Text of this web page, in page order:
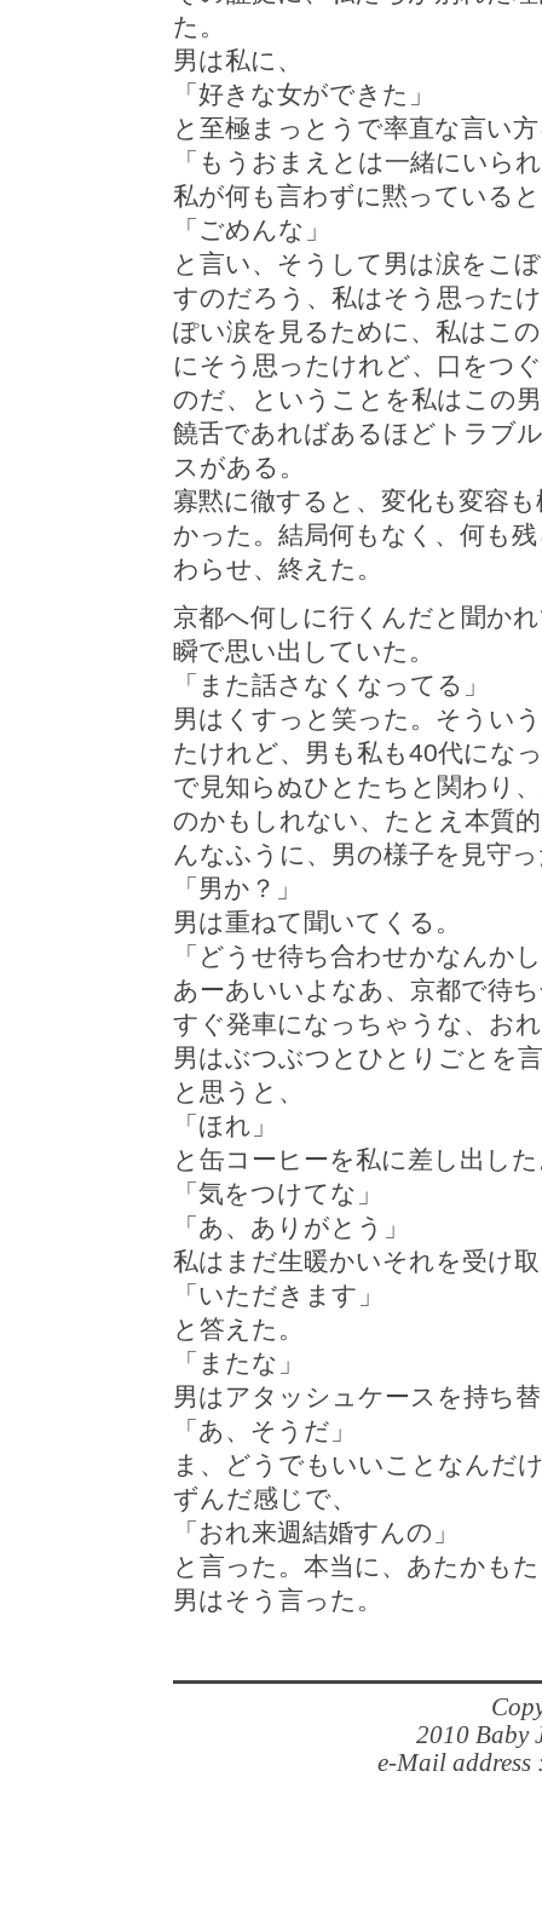
た。
男は私に、
「好きな女ができた」
と至極まっとうで率直な言い
「もうおまえとは一緒にいら
私が何も言わずに黙っている
「ごめんな」
と言い、そうして男は涙をこ
すのだろう、私はそう思った
ぽい涙を見るために、私はこ
にそう思ったけれど、口をつ
のだ、ということを私はこの
饒舌であればあるほどトラブ
スがある。
寡黙に徹すると、変化も変容
かった。結局何もなく、何も
わらせ、終えた。
京都へ何しに行くんだと聞か
瞬で思い出していた。
「また話さなくなってる」
男はくすっと笑った。そうい
たけれど、男も私も40代にな
で見知らぬひとたちと関わり
のかもしれない、たとえ本質
んなふうに、男の様子を見守
「男か？」
男は重ねて聞いてくる。
「どうせ待ち合わせかなんか
あーあいいよなあ、京都で待
すぐ発車になっちゃうな、お
男はぶつぶつとひとりごとを
と思うと、
「ほれ」
と缶コーヒーを私に差し出し
「気をつけてな」
「あ、ありがとう」
私はまだ生暖かいそれを受け
「いただきます」
と答えた。
「またな」
男はアタッシュケースを持ち
「あ、そうだ」
ま、どうでもいいことなんだ
ずんだ感じで、
「おれ来週結婚すんの」
と言った。本当に、あたかも
男はそう言った。
2010 Baby
e-Mail